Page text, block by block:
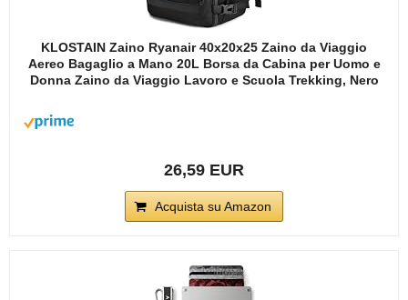
KLOSTAIN Zaino Ryanair 40x20x25 Zaino da Viaggio
Aereo Bagaglio a Mano 20L Borsa da Cabina per Uomo e
Donna Zaino da Viaggio Lavoro e Scuola Trekking, Nero
26,59 EUR
Acquista su Amazon